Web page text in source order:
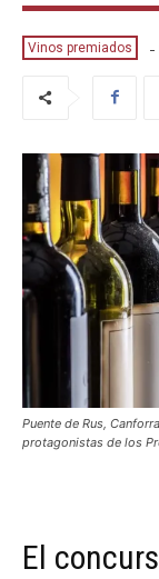
Vinos premiados -
Puente de Rus,
protagonistas de los
El